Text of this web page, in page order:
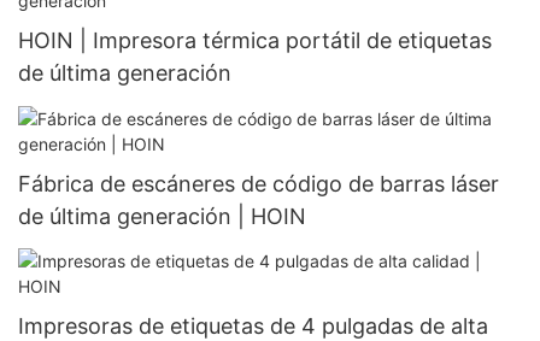
HOIN | Impresora térmica portátil de etiquetas
de última generación
Fábrica de escáneres de código de barras láser
de última generación | HOIN
Impresoras de etiquetas de 4 pulgadas de alta